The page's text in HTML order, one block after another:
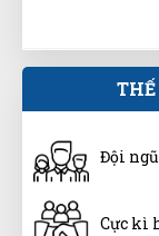
Đinh
(Đánh
Sản phẩm
Đội
Cực kì